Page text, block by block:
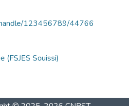
123456789/44766
(FSJES Souissi)